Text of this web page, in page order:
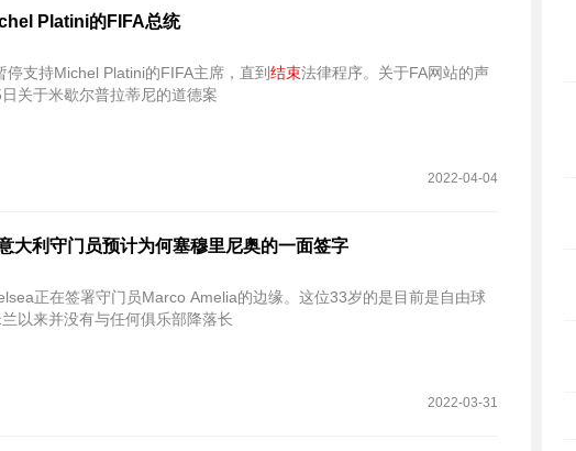
Platini的FIFA总统
停支持Michel Platini的FIFA主席，直到 结束法律程序。关于FA网站的声
关于米歇尔普拉蒂尼的道德案
2022-04-04
大利守门员预计为何塞穆里尼奥的一面签字
正在签署守门员Marco Amelia的边缘。这位33岁的是目前是自由球
以来并没有与任何俱乐部降落长
2022-03-31